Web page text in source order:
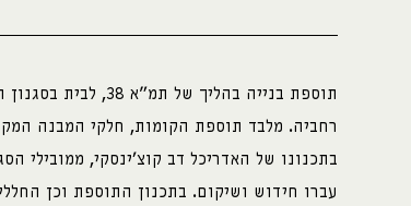
shayaroth@gmail.comשלומציון המלכה 4
ירושליםתוספת בנייה בהליך של
בתכנונו של האדריכל דב קוצ'ינסקי, ממובילי
עברו חידוש ושיקום. בתכנון התוספת וכן